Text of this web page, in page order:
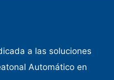
a las soluciones
Automático en